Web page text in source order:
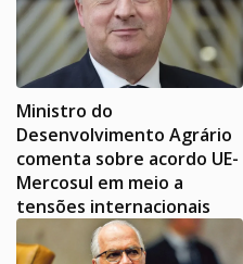
Ministro do
Desenvolvimento Agrário
comenta sobre acordo UE-
Mercosul em meio a
tensões internacionais